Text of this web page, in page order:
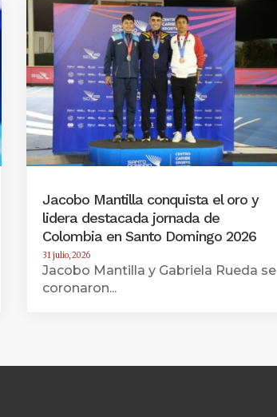
Jacobo Mantilla conquista el oro y
lidera destacada jornada de
Colombia en Santo Domingo 2026
31 julio, 2026
Jacobo Mantilla y Gabriela Rueda se
coronaron...